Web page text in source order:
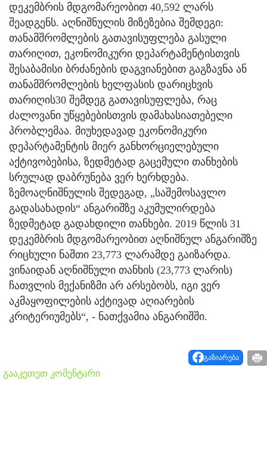
დეკემბრის მდგომარეობით 40,592 ლარს
შეადგენს. აღნიშნულის მიზეზებია შემდეგი:
თანამშრომლების გათავისუფლება გასული
თარიღით, ეკონომიკური დეპარტამენტისთვის
შესაბამისი ბრძანების დაგვიანებით გაგზავნა ან
თანამშრომლების ხელფასის დარიცხვის
თარიღის30 შემდეგ გათავისუფლება, რაც
ძალოვანი უწყებებისთვის დამახასიათებელი
პრობლემაა. მიუხედავად ეკონომიკური
დეპარტამენტის მიერ განხორციელებული
აქტივობებისა, ზედმეტად გაცემული თანხების
სრულად დაბრუნება ვერ ხერხდება.
ზემოაღნიშნულის შედეგად, „საშემოსავლო
გადასახადის“ ანგარიშზე აკუმულირდება
ზედმეტად გადახდილი თანხები. 2019 წლის 31
დეკემბრის მდგომარეობით აღნიშნულ ანგარიშზე
რიცხული ნაშთი 23,773 ლარამდე გაიზარდა.
ვინაიდან აღნიშნული თანხის (23,773 ლარის)
ჩათვლის მექანიზმი არ არსებობს, იგი ვერ
აკმაყოფილების აქტივად აღიარების
კრიტერიუმებს“, - ნათქვამია ანგარიშში.
გაზიარება
გააკეთეთ კომენტარი